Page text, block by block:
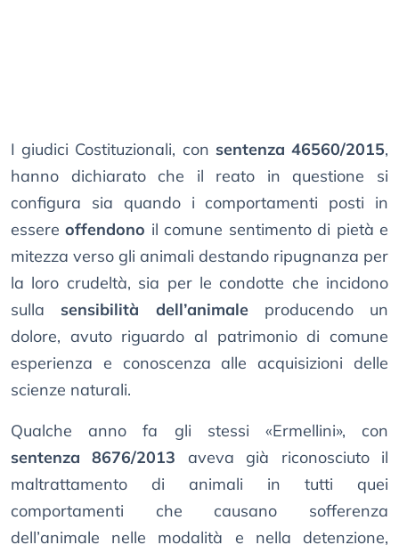
I giudici Costituzionali, con sentenza 46560/2015,
hanno dichiarato che il reato in questione si
configura sia quando i comportamenti posti in
essere offendono il comune sentimento di pietà e
mitezza verso gli animali destando ripugnanza per
la loro crudeltà, sia per le condotte che incidono
sulla sensibilità dell’animaleproducendo un
dolore, avuto riguardo al patrimonio di comune
esperienza e conoscenza alle acquisizioni delle
scienze naturali.
Qualche anno fa gli stessi «Ermellini», con
sentenza 8676/2013 aveva già riconosciuto il
maltrattamento di animali in tutti quei
comportamenti che causano sofferenza
dell’animale nelle modalità e nella detenzione,